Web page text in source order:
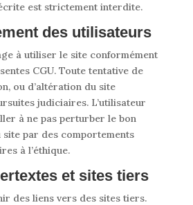
est strictement interdite.
des utilisateurs
à utiliser le site conformément
CGU. Toute tentative de
ou d’altération du site
judiciaires. L’utilisateur
à ne pas perturber le bon
par des comportements
à l’éthique.
et sites tiers
des liens vers des sites tiers.